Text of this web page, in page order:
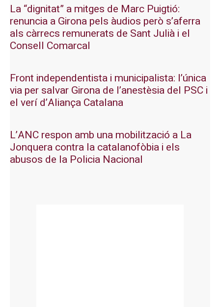
La “dignitat” a mitges de Marc Puigtió:
renuncia a Girona pels àudios però s’aferra
als càrrecs remunerats de Sant Julià i el
Consell Comarcal
Front independentista i municipalista: l’única
via per salvar Girona de l’anestèsia del PSC i
el verí d’Aliança Catalana
L’ANC respon amb una mobilització a La
Jonquera contra la catalanofòbia i els
abusos de la Policia Nacional